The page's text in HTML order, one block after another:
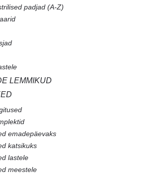
padjad (A-Z)
LEMMIKUD
emadepäevaks
katsikuks
lastele
meestele